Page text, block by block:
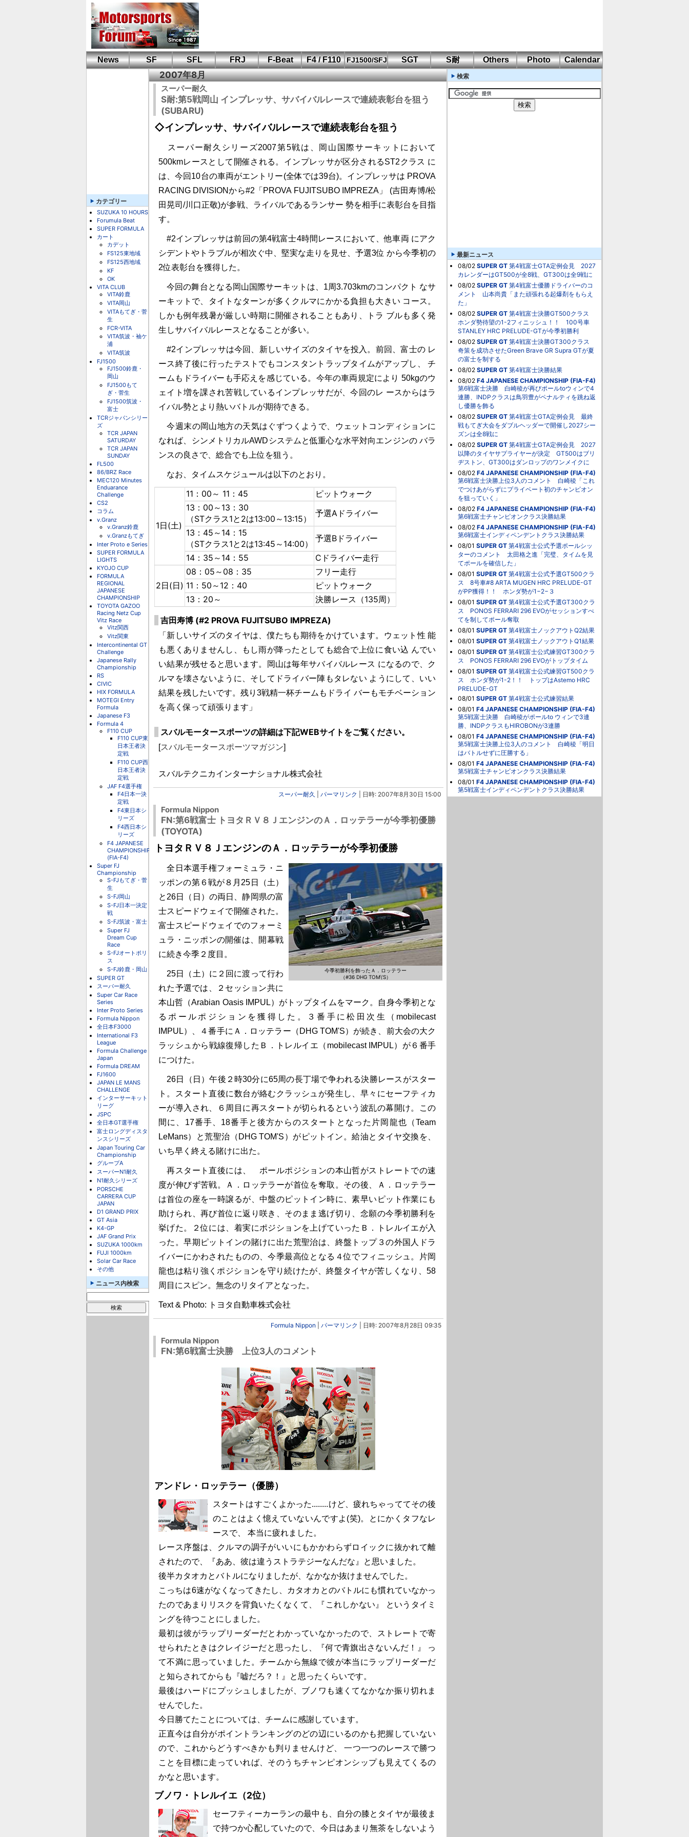
News SF SFL FRJ F-Beat
F4 / F110
FIA-F4
F110 CUP
FJ1500/SFJ
鈴鹿・岡山
もてぎ・菅生
筑波・冨士
Aポリス
SFJ D-Cup
SFJ日本一
SGT S耐 Others Photo Calendar
カテゴリー
SUZUKA 10 HOURS
Forumula Beat
SUPER FORMULA
カート
カデット
FS125東地域
FS125西地域
KF
OK
VITA CLUB
VITA鈴鹿
VITA岡山
VITAもてぎ・菅
生
FCR-VITA
VITA筑波・袖ケ
浦
VITA筑波
FJ1500
FJ1500鈴鹿・
岡山
FJ1500もて
ぎ・菅生
FJ1500筑波・
富士
TCRジャパンシリー
ズ
TCR JAPAN
SATURDAY
TCR JAPAN
SUNDAY
FL500
86/BRZ Race
MEC120 Minutes
Enduarance
Challenge
CS2
コラム
v.Granz
v.Granz鈴鹿
v.Granzもてぎ
Inter Proto e Series
SUPER FORMULA
LIGHTS
KYOJO CUP
FORMULA
REGIONAL
JAPANESE
CHAMPIONSHIP
TOYOTA GAZOO
Racing Netz Cup
Vitz Race
Vitz関西
Vitz関東
Intercontinental GT
Challenge
Japanese Rally
Championship
RS
CIVIC
HIX FORMULA
MOTEGI Entry
Formula
Japanese F3
Formula 4
F110 CUP
F110 CUP東
日本王者決
定戦
F110 CUP西
日本王者決
定戦
JAF F4選手権
F4日本一決
定戦
F4東日本シ
リーズ
F4西日本シ
リーズ
F4 JAPANESE
CHAMPIONSHIP
(FIA-F4)
Super FJ
Championship
S-FJもてぎ・菅
生
S-FJ岡山
S-FJ日本一決定
戦
S-FJ筑波・富士
Super FJ
Dream Cup
Race
S-FJオートポリ
ス
S-FJ鈴鹿・岡山
SUPER GT
スーパー耐久
Super Car Race
Series
Inter Proto Series
Formula Nippon
全日本F3000
International F3
League
Formula Challenge
Japan
Formula DREAM
FJ1600
JAPAN LE MANS
CHALLENGE
インターサーキット
リーグ
JSPC
全日本GT選手権
富士ロングディスタ
ンスシリーズ
Japan Touring Car
Championship
グループA
スーパーN1耐久
N1耐久シリーズ
PORSCHE
CARRERA CUP
JAPAN
D1 GRAND PRIX
GT Asia
K4-GP
JAF Grand Prix
SUZUKA 1000km
FUJI 1000km
Solar Car Race
その他
ニュース内検索
2007年8月
スーパー耐久
S耐:第5戦岡山 インプレッサ、サバイバルレースで連続表彰台を狙う
(SUBARU)
◇インプレッサ、サバイバルレースで連続表彰台を狙う
スーパー耐久シリーズ2007第5戦は、岡山国際サーキットにおいて
500kmレースとして開催される。インプレッサが区分されるST2クラス に
は、今回10台の車両がエントリー(全体では39台)。インプレッサは PROVA
RACING DIVISIONから#2「PROVA FUJITSUBO IMPREZA」 (吉田寿博/松
田晃司/川口正敬)が参戦、ライバルであるランサー 勢を相手に表彰台を目指
す。
#2インプレッサは前回の第4戦富士4時間レースにおいて、他車両 にアク
シデントやトラブルが相次ぐ中、堅実な走りを見せ、予選3位 から今季初の
2位表彰台を獲得した。
今回の舞台となる岡山国際サーキットは、1周3.703kmのコンパクト なサ
ーキットで、タイトなターンが多くクルマにかかる負担も大きい コース。
しかも例年残暑が厳しい時期に開催されることもあり、トラ ブルも多く発
生しサバイバルレースとなることが多い。
#2インプレッサは今回、新しいサイズのタイヤを投入。前回、富士の レ
ース終了後に行ったテストでもコンスタントラップタイムがアップし、 チ
ームもドライバーも手応えを感じている。今年の車両規定により 50kgのウ
ェイト増を課され苦戦しているインプレッサだが、今回のレ ースからはラ
イバル勢とより熱いバトルが期待できる。
今週末の岡山地方の天気はぐずつくようで、ウェットコンディションに
なれば、シンメトリカルAWDシステムと低重心な水平対向エンジンの バラ
ンスの良さで、総合でも上位を狙う。
なお、タイムスケジュールは以下のとおり。
1日(土)
11：00～ 11：45
ピットウォーク
13：00～13：30
（STクラス1と2は13:00～13:15）
予選Aドライバー
13：45～14：15
（STクラス1と2は13:45～14:00）
予選Bドライバー
14：35～14：55
Cドライバー走行
2日(日)
08：05～08：35
フリー走行
11：50～12：40
ピットウォーク
13：20～
決勝レース（135周）
吉田寿博 (#2 PROVA FUJITSUBO IMPREZA)
「新しいサイズのタイヤは、僕たちも期待をかけています。ウェット性 能
も悪くありませんし、もし雨が降ったとしても総合で上位に食い込 んでい
い結果が残せると思います。岡山は毎年サバイバルレース になるので、ク
ルマを壊さないように、そしてドライバー陣もタレない ようにして、いい
結果を残したいです。残り3戦精一杯チームもドライ バーもモチベーション
を高く保って頑張ります」
スバルモータースポーツの詳細は下記WEBサイトをご覧ください。
[スバルモータースポーツマガジン]
スバルテクニカインターナショナル株式会社
スーパー耐久 パーマリンク | 日時: 2007年8月30日 15:00
Formula Nippon
FN:第6戦富士 トヨタＲＶ８ＪエンジンのＡ．ロッテラーが今季初優勝
(TOYOTA)
トヨタＲＶ８ＪエンジンのＡ．ロッテラーが今季初優勝
今季初勝利を飾ったＡ．ロッテラー
（#36 DHG TOM\'S）
全日本選手権フォーミュラ・ニ
ッポンの第６戦が８月25日（土）
と26日（日）の両日、静岡県の富
士スピードウェイで開催された。
富士スピードウェイでのフォーミ
ュラ・ニッポンの開催は、開幕戦
に続き今季２度目。
25日（土）に２回に渡って行わ
れた予選では、２セッション共に
本山哲（Arabian Oasis IMPUL）がトップタイムをマーク。自身今季初とな
るポールポジションを獲得した。３番手に松田次生（mobilecast
IMPUL）、４番手にＡ．ロッテラー（DHG TOM'S）が続き、前大会の大ク
ラッシュから戦線復帰したＢ．トレルイエ（mobilecast IMPUL）が６番手
につけた。
26日（日）午後２時30分に65周の長丁場で争われる決勝レースがスター
ト。スタート直後に数台が絡むクラッシュが発生し、早々にセーフティカ
ーが導入され、６周目に再スタートが切られるという波乱の幕開け。この
間に、17番手、18番手と後方からのスタートとなった片岡龍也（Team
LeMans）と荒聖治（DHG TOM'S）がピットイン。給油とタイヤ交換を、
いち早く終える賭けに出た。
再スタート直後には、 ポールポジションの本山哲がストレートでの速
度が伸びず苦戦。Ａ．ロッテラーが首位を奪取。その後、Ａ．ロッテラー
は首位の座を一時譲るが、中盤のピットイン時に、素早いピット作業にも
助けられ、再び首位に返り咲き、そのまま逃げ切り、念願の今季初勝利を
挙げた。２位には、着実にポジションを上げていったＢ．トレルイエが入
った。早期ピットインの賭けに出た荒聖治は、終盤トップ３の外国人ドラ
イバーにかわされたものの、今季最高位となる４位でフィニッシュ。片岡
龍也は粘り強くポジションを守り続けたが、終盤タイヤが苦しくなり、58
周目にスピン。無念のリタイアとなった。
Text & Photo: トヨタ自動車株式会社
Formula Nippon パーマリンク | 日時: 2007年8月28日 09:35
Formula Nippon
FN:第6戦富士決勝 上位3人のコメント
アンドレ・ロッテラー（優勝）
スタートはすごくよかった........けど、疲れちゃっててその後
のことはよく憶えていないんですよ(笑)。とにかくタフなレ
ースで、 本当に疲れました。
レース序盤は、クルマの調子がいいにもかかわらずロイックに抜かれて離
されたので、『ああ、彼は違うストラテジーなんだな』と思いました。
後半カタオカとバトルになりましたが、なかなか抜けませんでした。
こっちは6速がなくなってきたし、カタオカとのバトルにも慣れていなかっ
たのであまりリスクを背負いたくなくて、『これしかない』 というタイミ
ングを待つことにしました。
最初は彼がラップリーダーだとわかっていなかったので、ストレートで寄
せられたときはクレイジーだと思ったし、『何で青旗出さないんだ！』 っ
て不満に思っていました。チームから無線で彼が本当にラップリーダーだ
と知らされてからも『嘘だろ？！』と思ったくらいです。
最後はハードにプッシュしましたが、ブノワも速くてなかなか振り切れま
せんでした。
今日勝てたことについては、チームに感謝しています。
正直今は自分がポイントランキングのどの辺にいるのかも把握していない
ので、これからどうすべきかも判りませんけど、 一つ一つのレースで勝つ
ことを目標に走っていれば、そのうちチャンピオンシップも見えてくるの
かなと思います。
ブノワ・トレルイエ（2位）
セーフティーカーランの最中も、自分の膝とタイヤが最後ま
で持つか心配していたので、今日はあまり無茶をしないよう
検索
最新ニュース
08/02 SUPER GT 第4戦富士GTA定例会見 2027
カレンダーはGT500が全8戦、GT300は全9戦に
08/02 SUPER GT 第4戦富士優勝ドライバーのコ
メント 山本尚貴「また頑張れる起爆剤をもらえ
た」
08/02 SUPER GT 第4戦富士決勝GT500クラス
ホンダ勢待望の1-2フィニッシュ！！ 100号車
STANLEY HRC PRELUDE-GTが今季初勝利
08/02 SUPER GT 第4戦富士決勝GT300クラス
奇策を成功させたGreen Brave GR Supra GTが夏
の富士を制する
08/02 SUPER GT 第4戦富士決勝結果
08/02 F4 JAPANESE CHAMPIONSHIP (FIA-F4)
第6戦富士決勝 白崎稜が再びポールtoウィンで4
連勝、INDPクラスは鳥羽豊がペナルティを跳ね返
し優勝を飾る
08/02 SUPER GT 第4戦富士GTA定例会見 最終
戦もてぎ大会をダブルヘッダーで開催し2027シー
ズンは全8戦に
08/02 SUPER GT 第4戦富士GTA定例会見 2027
以降のタイヤサプライヤーが決定 GT500はブリ
ヂストン、GT300はダンロップのワンメイクに
08/02 F4 JAPANESE CHAMPIONSHIP (FIA-F4)
第6戦富士決勝上位3人のコメント 白崎稜「これ
でつけあがらずにプライベート初のチャンピオン
を狙っていく」
08/02 F4 JAPANESE CHAMPIONSHIP (FIA-F4)
第6戦富士チャンピオンクラス決勝結果
08/02 F4 JAPANESE CHAMPIONSHIP (FIA-F4)
第6戦富士インディペンデントクラス決勝結果
08/01 SUPER GT 第4戦富士公式予選ポールシッ
ターのコメント 太田格之進「完璧、タイムを見
てポールを確信した」
08/01 SUPER GT 第4戦富士公式予選GT500クラ
ス 8号車#8 ARTA MUGEN HRC PRELUDE-GT
がPP獲得！！ ホンダ勢が1−2−３
08/01 SUPER GT 第4戦富士公式予選GT300クラ
ス PONOS FERRARI 296 EVOがセッションすべ
てを制してポール奪取
08/01 SUPER GT 第4戦富士ノックアウトQ2結果
08/01 SUPER GT 第4戦富士ノックアウトQ1結果
08/01 SUPER GT 第4戦富士公式練習GT300クラ
ス PONOS FERRARI 296 EVOがトップタイム
08/01 SUPER GT 第4戦富士公式練習GT500クラ
ス ホンダ勢が1-2！！ トップはAstemo HRC
PRELUDE-GT
08/01 SUPER GT 第4戦富士公式練習結果
08/01 F4 JAPANESE CHAMPIONSHIP (FIA-F4)
第5戦富士決勝 白崎稜がポールto ウィンで3連
勝、INDPクラスもHIROBONが3連勝
08/01 F4 JAPANESE CHAMPIONSHIP (FIA-F4)
第5戦富士決勝上位3人のコメント 白崎稜「明日
はバトルせずに圧勝する」
08/01 F4 JAPANESE CHAMPIONSHIP (FIA-F4)
第5戦富士チャンピオンクラス決勝結果
08/01 F4 JAPANESE CHAMPIONSHIP (FIA-F4)
第5戦富士インディペンデントクラス決勝結果